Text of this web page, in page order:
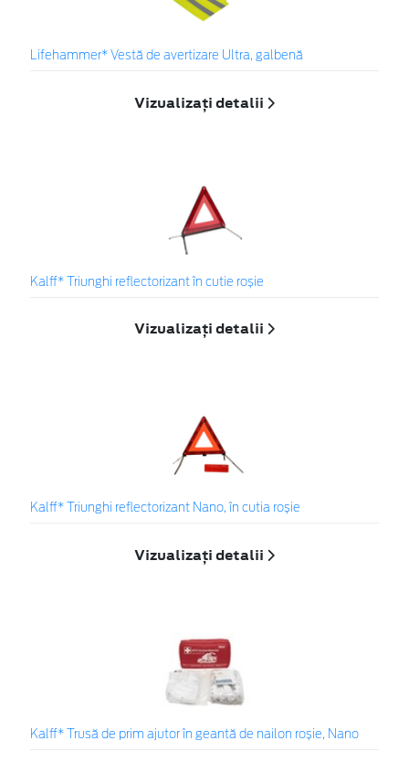
Lifehammer* Vestă de avertizare Ultra, galbenă
Vizualizați detalii
Kalff* Triunghi reflectorizant în cutie roșie
Vizualizați detalii
Kalff* Triunghi reflectorizant Nano, în cutia roșie
Vizualizați detalii
Kalff* Trusă de prim ajutor în geantă de nailon roșie, Nano